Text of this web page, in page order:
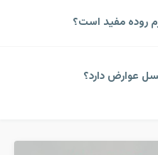
روده مفید است؟
عوارض دارد؟